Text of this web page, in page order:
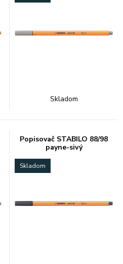
Skladom
Popisovač STABILO 88/98
payne-sivý
Skladom